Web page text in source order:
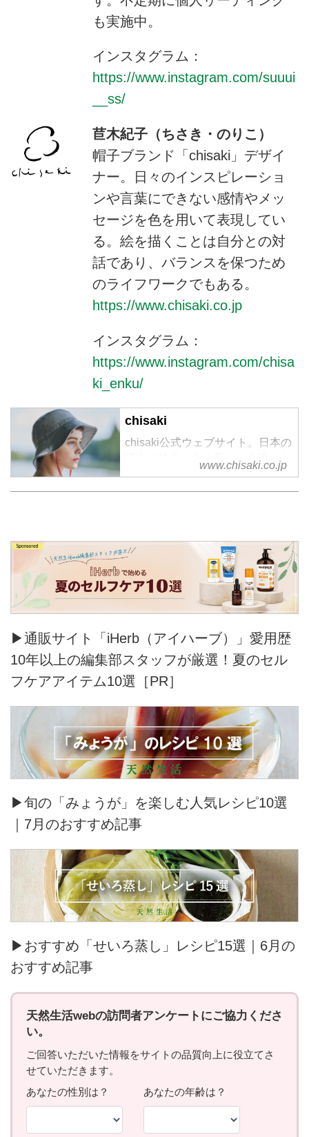
も実施中。
インスタグラム：
https://www.instagram.com/suuui
__ss/
苣木紀子（ちさき・のりこ）
帽子ブランド「chisaki」デザイ
ナー。日々のインスピレーショ
ンや言葉にできない感情やメッ
セージを色を用いて表現してい
る。絵を描くことは自分との対
話であり、バランスを保つため
のライフワークでもある。
https://www.chisaki.co.jp
インスタグラム：
https://www.instagram.com/chisa
ki_enku/
chisaki
chisaki公式ウェブサイト。日本の
職人の技術、志の高さ、心遣いな
どに共感し、日本製に重きを置き
2016SSコレクションより、
www.chisaki.co.jp
▶通販サイト「iHerb（アイハーブ）」愛用歴
10年以上の編集部スタッフが厳選！夏のセル
フケアアイテム10選［PR］
▶旬の「みょうが」を楽しむ人気レシピ10選
｜7月のおすすめ記事
▶おすすめ「せいろ蒸し」レシピ15選｜6月の
おすすめ記事